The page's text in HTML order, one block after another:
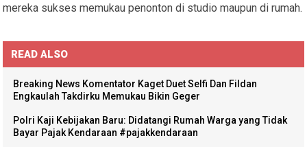
mereka sukses memukau penonton di studio maupun di rumah.
READ ALSO
Breaking News Komentator Kaget Duet Selfi Dan Fildan
Engkaulah Takdirku Memukau Bikin Geger
Polri Kaji Kebijakan Baru: Didatangi Rumah Warga yang Tidak
Bayar Pajak Kendaraan #pajakkendaraan